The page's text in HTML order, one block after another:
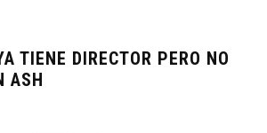
TIENE DIRECTOR PERO NO
ASH